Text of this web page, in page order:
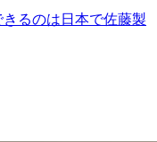
きるのは日本で佐藤製